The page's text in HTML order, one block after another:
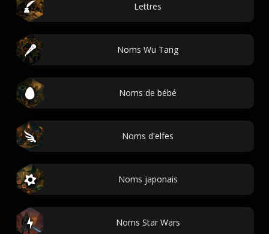
Lettres
Noms Wu Tang
Noms de bébé
Noms d'elfes
Noms japonais
Noms Star Wars